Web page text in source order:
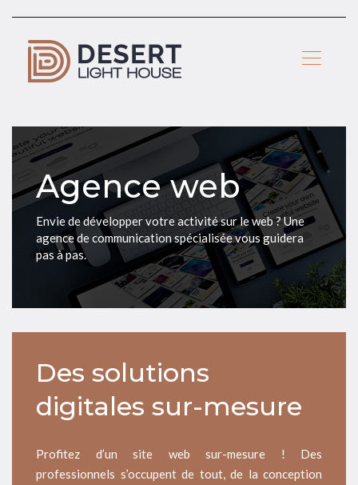
Agence web
Envie de développer votre activité sur le web ? Une
agence de communication spécialisée vous guidera
pas à pas.
Des solutions
digitales sur-mesure
Profitez d’un site web sur-mesure ! Des
professionnels s’occupent de tout, de la conception